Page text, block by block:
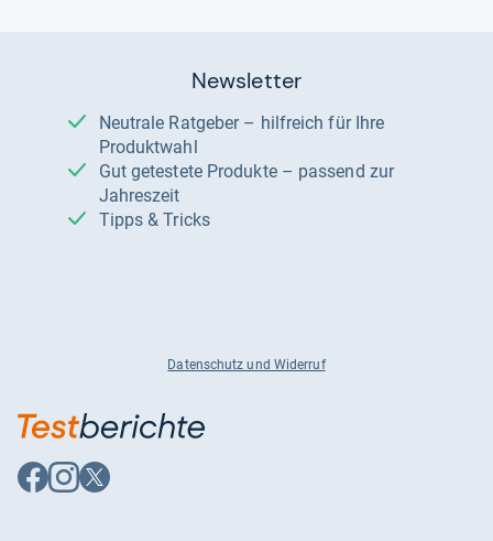
Newsletter
Neutrale Ratgeber – hilfreich für Ihre
Produktwahl
Gut getestete Produkte – passend zur
Jahreszeit
Tipps & Tricks
Datenschutz und Widerruf
Auf
Facebook
Auf
Instagram
Auf
X